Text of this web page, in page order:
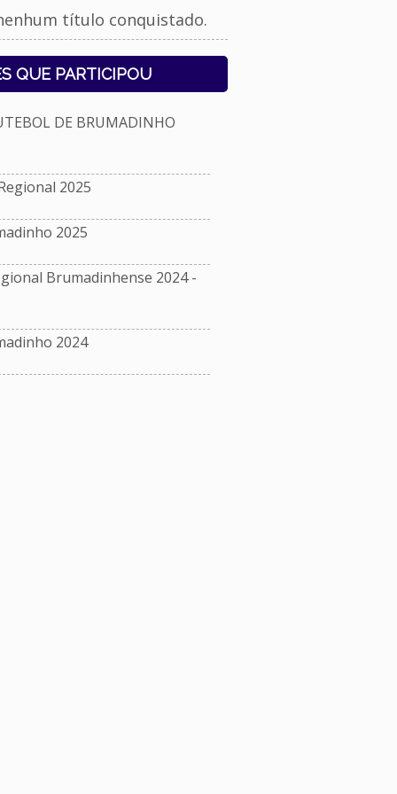
título conquistado.
QUE PARTICIPOU
DE BRUMADINHO
2025
2025
Brumadinhense 2024 -
2024